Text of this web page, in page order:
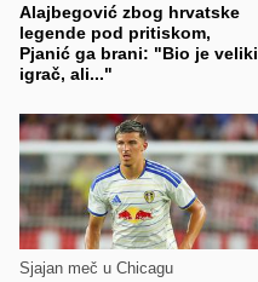
Alajbegović zbog hrvatske
legende pod pritiskom,
Pjanić ga brani: "Bio je veliki
igrač, ali..."
Sjajan meč u Chicagu